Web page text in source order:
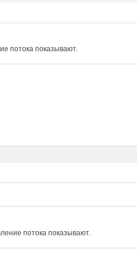
потока показывают.
потока показывают.